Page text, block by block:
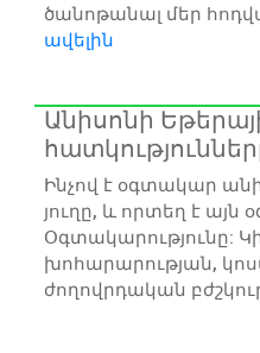
ծանոթանալ մեր
ավելին
Անիսոնի
Ինչով է օգտակար
յուղը, և որտեղ է այն
Օգտակարությունը:
խոհարարության,
ժողովրդական